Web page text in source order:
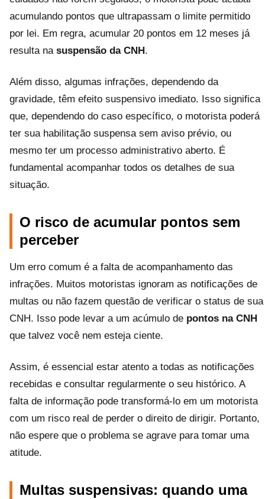
acumulando pontos que ultrapassam o limite permitido
por lei. Em regra, acumular 20 pontos em 12 meses já
resulta na suspensão da CNH .
Além disso, algumas infrações, dependendo da
gravidade, têm efeito suspensivo imediato. Isso significa
que, dependendo do caso específico, o motorista poderá
ter sua habilitação suspensa sem aviso prévio, ou
mesmo ter um processo administrativo aberto. É
fundamental acompanhar todos os detalhes de sua
situação.
O risco de acumular pontos sem
perceber
Um erro comum é a falta de acompanhamento das
infrações. Muitos motoristas ignoram as notificações de
multas ou não fazem questão de verificar o status de sua
CNH. Isso pode levar a um acúmulo de pontos na CNH
que talvez você nem esteja ciente.
Assim, é essencial estar atento a todas as notificações
recebidas e consultar regularmente o seu histórico. A
falta de informação pode transformá-lo em um motorista
com um risco real de perder o direito de dirigir. Portanto,
não espere que o problema se agrave para tomar uma
atitude.
Multas suspensivas: quando uma